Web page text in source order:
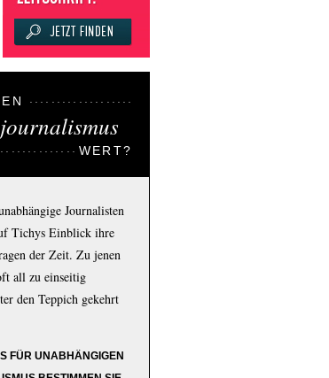
WERT?
Journalisten
Tichys Einblick ihre
der Zeit. Zu jenen
all zu einseitig
den Teppich gekehrt
FÜR UNABHÄNGIGEN